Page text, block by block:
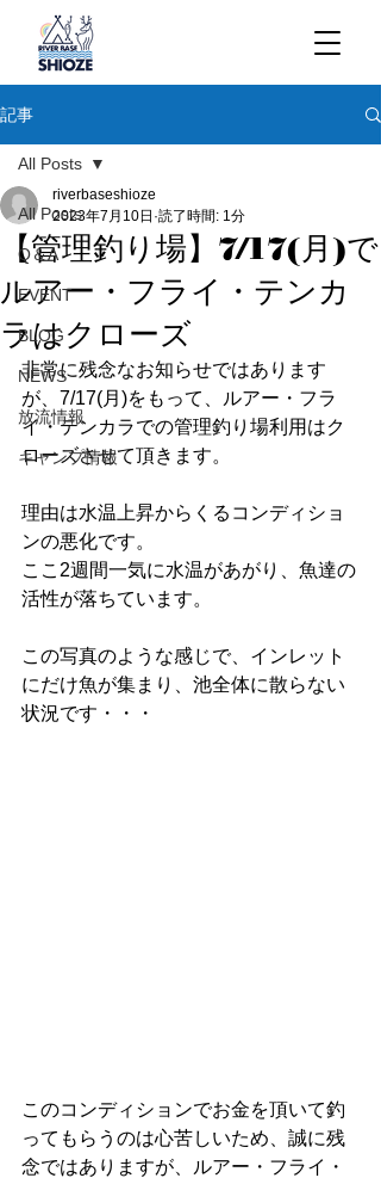
記事
All Posts
Q＆A
EVENT
BLOG
NEWS
放流情報
キャンプ情報
All Posts
【管理釣り場】7/17(月)で
ルアー・フライ・テンカ
ラはクローズ
riverbaseshioze
2023年7月10日 読了時間: 1分
非常に残念なお知らせではあります
が、7/17(月)をもって、ルアー・フラ
イ・テンカラでの管理釣り場利用はク
ローズさせて頂きます。
理由は水温上昇からくるコンディショ
ンの悪化です。
ここ2週間一気に水温があがり、魚達の
活性が落ちています。
この写真のような感じで、インレット
にだけ魚が集まり、池全体に散らない
状況です・・・
このコンディションでお金を頂いて釣
ってもらうのは心苦しいため、誠に残
念ではありますが、ルアー・フライ・